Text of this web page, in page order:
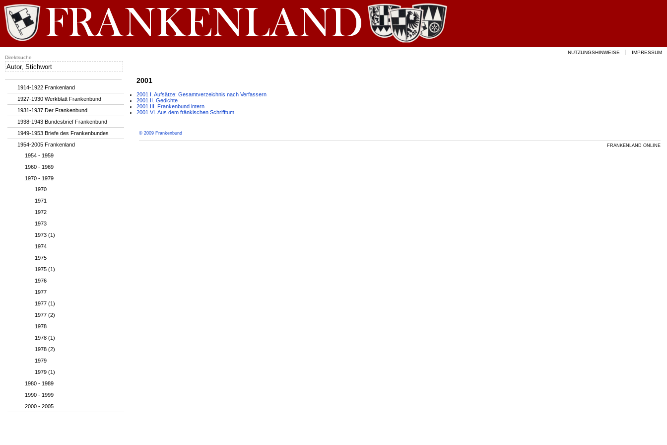
2001
2001 I. Aufsätze: Gesamtverzeichnis nach Verfassern
2001 II. Gedichte
2001 III. Frankenbund intern
2001 VI. Aus dem fränkischen Schrifftum
© 2009 Frankenbund
FRANKENLAND ONLINE
1914-1922 Frankenland
1927-1930 Werkblatt Frankenbund
1931-1937 Der Frankenbund
1938-1943 Bundesbrief Frankenbund
1949-1953 Briefe des Frankenbundes
1954-2005 Frankenland
1954 - 1959
1960 - 1969
1970 - 1979
1970
1971
1972
1973
1973 (1)
1974
1975
1975 (1)
1976
1977
1977 (1)
1977 (2)
1978
1978 (1)
1978 (2)
1979
1979 (1)
1980 - 1989
1990 - 1999
2000 - 2005
NUTZUNGSHINWEISE
IMPRESSUM
Direktsuche